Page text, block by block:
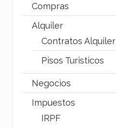
Compras
Alquiler
Contratos Alquiler
Pisos Turisticos
Negocios
Impuestos
IRPF